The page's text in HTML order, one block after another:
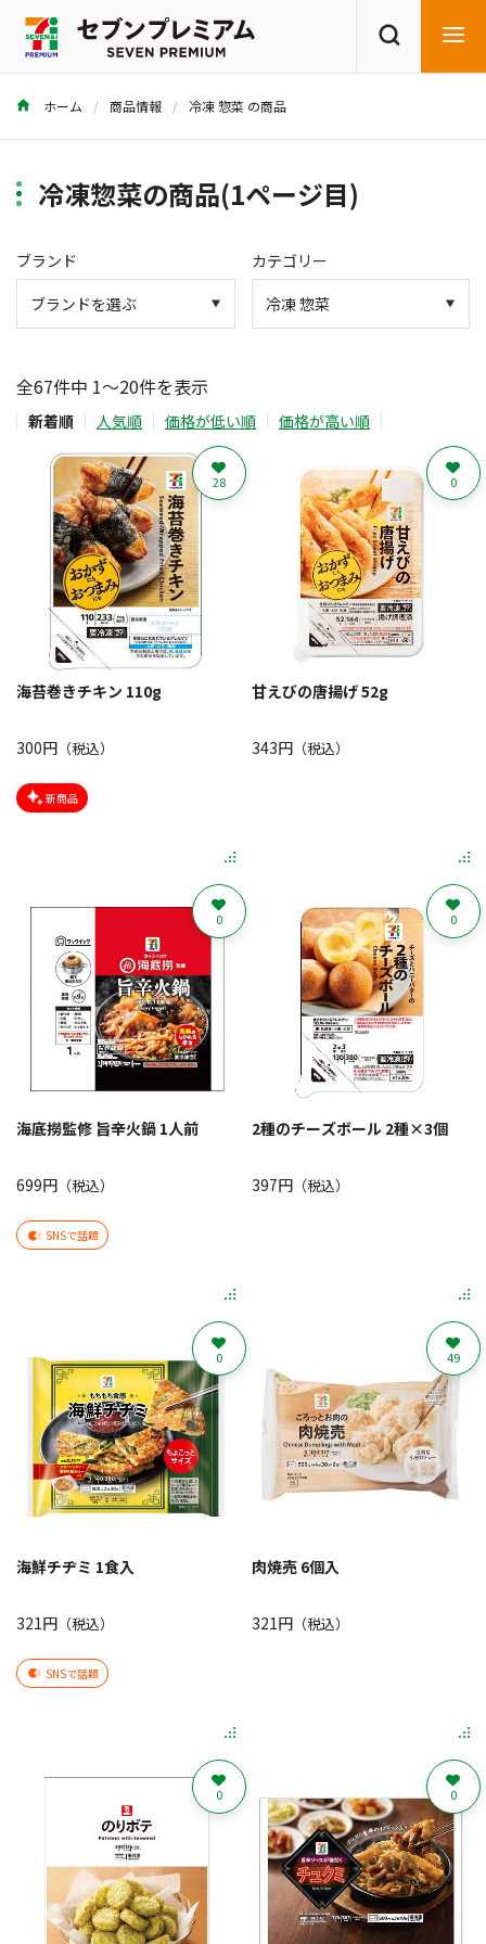
商品を探す レシピを探す
ホーム 商品情報 冷凍 惣菜 の商品
冷凍惣菜の商品(1ページ目)
ブランド カテゴリー
全67件中 1～20件を表示
新着順 人気順 価格が低い順 価格が高い順
海苔巻きチキン 110g
300円 （税込）
新商品
28
甘えびの唐揚げ 52g
343円（税込）
0
海底撈監修 旨辛火鍋 1人前
699円 （税込）
SNSで話題
0
2種のチーズボール 2種×3個
397円（税込）
0
海鮮チヂミ 1食入
321円 （税込）
SNSで話題
0
肉焼売 6個入
321円（税込）
49
0 0